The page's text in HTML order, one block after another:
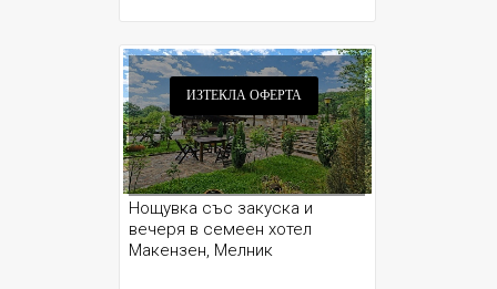
ИЗТЕКЛА ОФЕРТА
Нощувка със закуска и
вечеря в семеен хотел
Макензен, Мелник